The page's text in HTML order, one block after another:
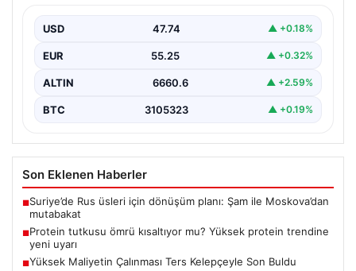
anahtarı olarak görüldüğü yaygın anlayış, son
araştırmalarla birlikte…
USD 47.74 ▲ +0.18%
EUR 55.25 ▲ +0.32%
ALTIN 6660.6 ▲ +2.59%
BTC 3105323 ▲ +0.19%
Son Eklenen Haberler
■Suriye’de Rus üsleri için dönüşüm planı: Şam ile Moskova’dan
mutabakat
■Protein tutkusu ömrü kısaltıyor mu? Yüksek protein trendine
yeni uyarı
■Yüksek Maliyetin Çalınması Ters Kelepçeyle Son Buldu